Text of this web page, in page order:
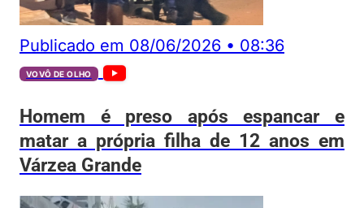
Publicado em 08/06/2026 • 08:36
VOVÔ DE OLHO
Homem é preso após espancar e
matar a própria filha de 12 anos em
Várzea Grande